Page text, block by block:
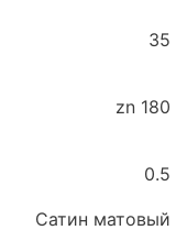
35
zn 180
0.5
Сатин матовый